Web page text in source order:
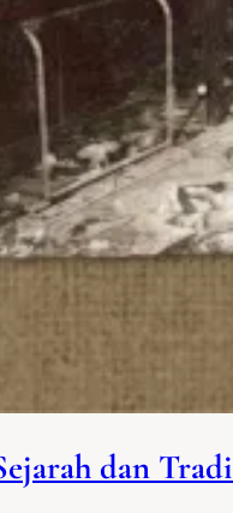
dan